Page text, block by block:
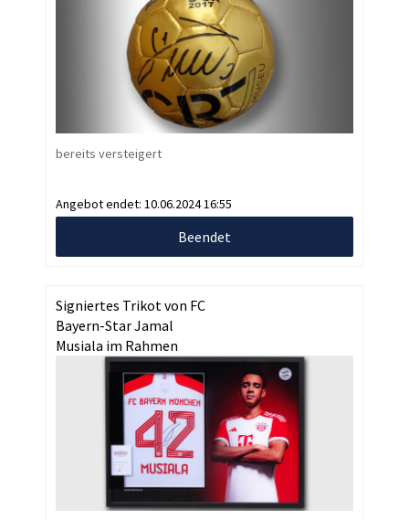
bereits versteigert
Angebot endet: 10.06.2024 16:55
Beendet
Signiertes Trikot von FC
Bayern-Star Jamal
Musiala im Rahmen